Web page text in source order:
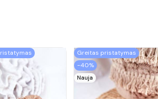
Greitas pristatymas
−40%
Nauja